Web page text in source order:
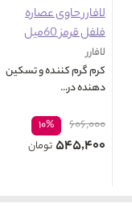
لافارر
کرم گرم کننده و تسکین
دهنده در...
۶۰۶,۰۰۰ ۱۰%
۵۴۵,۴۰۰تومان